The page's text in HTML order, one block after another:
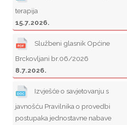
terapija
15.7.2026.
Službeni glasnik Općine
Brckovljani br.06/2026
8.7.2026.
Izvješće o savjetovanju s
javnošću Pravilnika o provedbi
postupaka jednostavne nabave